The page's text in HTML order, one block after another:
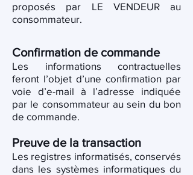
proposés par LE VENDEUR au
consommateur.
Confirmation de commande
Les informations contractuelles
feront l’objet d’une confirmation par
voie d’e-mail à l’adresse indiquée
par le consommateur au sein du bon
de commande.
Preuve de la transaction
Les registres informatisés, conservés
dans les systèmes informatiques du